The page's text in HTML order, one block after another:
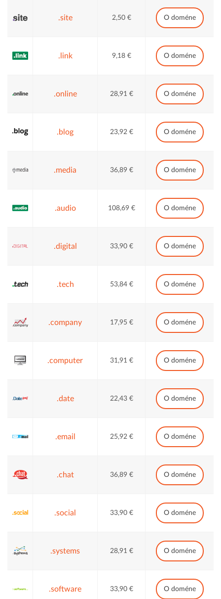
.site 2,50 € O doméne
.link 9,18 € O doméne
.online 28,91 € O doméne
.blog 23,92 € O doméne
.media 36,89 € O doméne
.audio 108,69 € O doméne
.digital 33,90 € O doméne
.tech 53,84 € O doméne
.company 17,95 € O doméne
.computer 31,91 € O doméne
.date 22,43 € O doméne
.email 25,92 € O doméne
.chat 36,89 € O doméne
.social 33,90 € O doméne
.systems 28,91 € O doméne
.software 33,90 € O doméne